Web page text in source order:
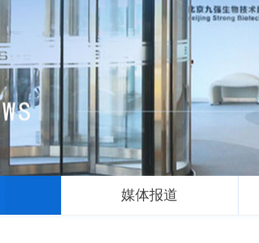
媒体报道